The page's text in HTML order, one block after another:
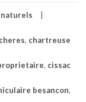
, chartreuse
, cissac
besancon,